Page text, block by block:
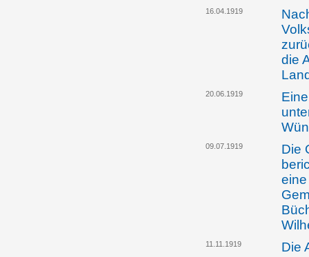
16.04.1919
die
20.06.1919
09.07.1919
Die
11.11.1919
Die